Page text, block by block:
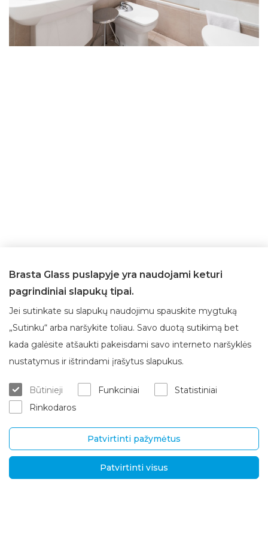
Apie Brasta Glass
Apie mus
Karjera
Kontaktai
Klientų aptarnavimas
Matavimas/konsultacija
Garantinis/ pogarantinis aptar
navimas
Pristatymas ir grąžinimas
Brasta Glass puslapyje yra naudojami keturi
pagrindiniai slapukų tipai.
Jei sutinkate su slapukų naudojimu spauskite mygtuką
„Sutinku“ arba naršykite toliau. Savo duotą sutikimą bet
kada galėsite atšaukti pakeisdami savo interneto naršyklės
nustatymus ir ištrindami įrašytus slapukus.
Būtinieji Funkciniai
Statistiniai
Rinkodaros
Patvirtinti pažymėtus
Patvirtinti visus